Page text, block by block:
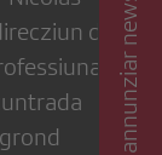
da
annunziar newsletter